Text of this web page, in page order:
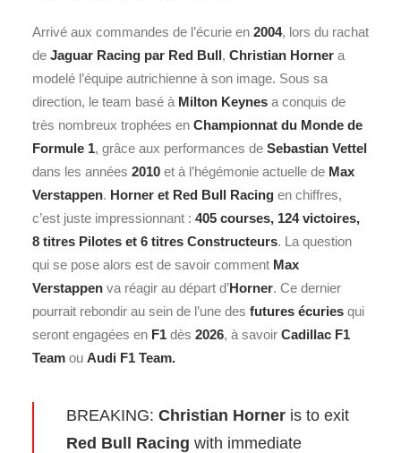
Arrivé aux commandes de l’écurie en 2004, lors du rachat
de Jaguar Racing par Red Bull, Christian Horner a
modelé l’équipe autrichienne à son image. Sous sa
direction, le team basé à Milton Keynes a conquis de
très nombreux trophées en Championnat du Monde de
Formule 1, grâce aux performances de Sebastian Vettel
dans les années 2010 et à l’hégémonie actuelle de Max
Verstappen. Horner et Red Bull Racing en chiffres,
c’est juste impressionnant : 405 courses, 124 victoires,
8 titres Pilotes et 6 titres Constructeurs. La question
qui se pose alors est de savoir comment Max
Verstappen va réagir au départ d’Horner. Ce dernier
pourrait rebondir au sein de l’une des futures écuries qui
seront engagées en F1 dès 2026, à savoir Cadillac F1
Team ou Audi F1 Team.
BREAKING: Christian Horner is to exit
Red Bull Racing with immediate